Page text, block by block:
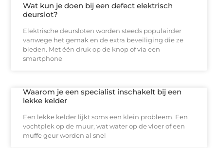
Wat kun je doen bij een defect elektrisch
deurslot?
Elektrische deursloten worden steeds populairder
vanwege het gemak en de extra beveiliging die ze
bieden. Met één druk op de knop of via een
smartphone
Waarom je een specialist inschakelt bij een
lekke kelder
Een lekke kelder lijkt soms een klein probleem. Een
vochtplek op de muur, wat water op de vloer of een
muffe geur worden al snel